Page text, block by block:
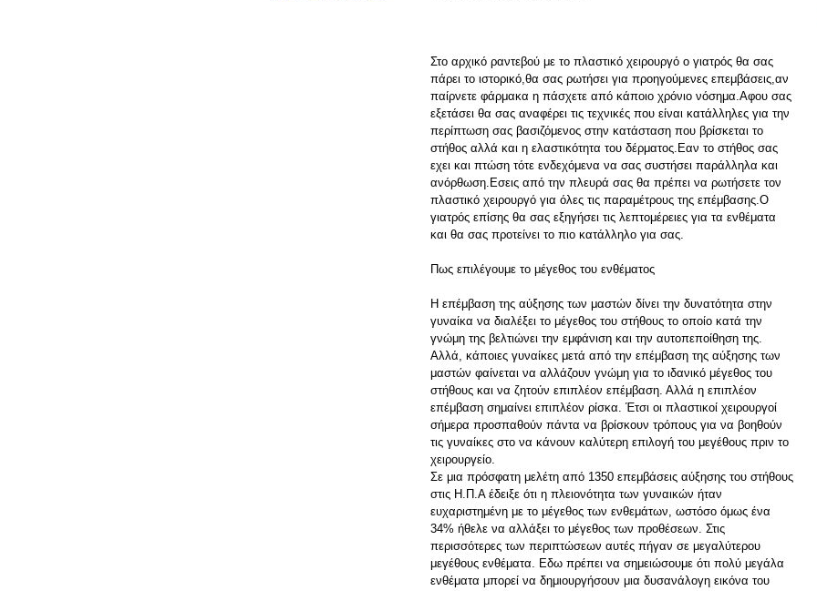
Στο αρχικό ραντεβού με το πλαστικό χειρουργό ο γιατρός θα σας
πάρει το ιστορικό,θα σας ρωτήσει για προηγούμενες επεμβάσεις,αν
παίρνετε φάρμακα η πάσχετε από κάποιο χρόνιο νόσημα.Αφου σας
εξετάσει θα σας αναφέρει τις τεχνικές που είναι κατάλληλες για την
περίπτωση σας βασιζόμενος στην κατάσταση που βρίσκεται το
στήθος αλλά και η ελαστικότητα του δέρματος.Εαν το στήθος σας
εχει και πτώση τότε ενδεχόμενα να σας συστήσει παράλληλα και
ανόρθωση.Εσεις από την πλευρά σας θα πρέπει να ρωτήσετε τον
πλαστικό χειρουργό για όλες τις παραμέτρους της επέμβασης.Ο
γιατρός επίσης θα σας εξηγήσει τις λεπτομέρειες για τα ενθέματα
και θα σας προτείνει το πιο κατάλληλο για σας.
Πως επιλέγουμε το μέγεθος του ενθέματος
Η επέμβαση της αύξησης των μαστών δίνει την δυνατότητα στην
γυναίκα να διαλέξει το μέγεθος του στήθους το οποίο κατά την
γνώμη της βελτιώνει την εμφάνιση και την αυτοπεποίθηση της.
Αλλά, κάποιες γυναίκες μετά από την επέμβαση της αύξησης των
μαστών φαίνεται να αλλάζουν γνώμη για το ιδανικό μέγεθος του
στήθους και να ζητούν επιπλέον επέμβαση. Αλλά η επιπλέον
επέμβαση σημαίνει επιπλέον ρίσκα. Έτσι οι πλαστικοί χειρουργοί
σήμερα προσπαθούν πάντα να βρίσκουν τρόπους για να βοηθούν
τις γυναίκες στο να κάνουν καλύτερη επιλογή του μεγέθους πριν το
χειρουργείο.
Σε μια πρόσφατη μελέτη από 1350 επεμβάσεις αύξησης του στήθους
στις Η.Π.Α έδειξε ότι η πλειονότητα των γυναικών ήταν
ευχαριστημένη με το μέγεθος των ενθεμάτων, ωστόσο όμως ένα
34% ήθελε να αλλάξει το μέγεθος των προθέσεων. Στις
περισσότερες των περιπτώσεων αυτές πήγαν σε μεγαλύτερου
μεγέθους ενθέματα. Εδω πρέπει να σημειώσουμε ότι πολύ μεγάλα
ενθέματα μπορεί να δημιουργήσουν μια δυσανάλογη εικόνα του